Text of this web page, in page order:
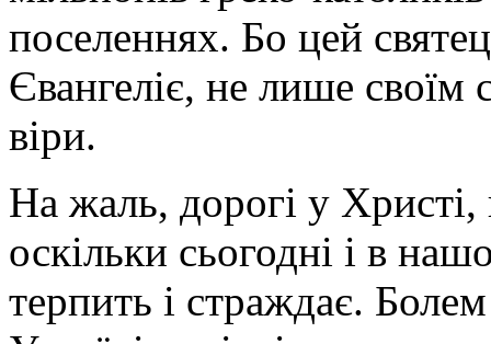
поселеннях. Бо цей
Євангеліє, не лише своїм
віри.
На жаль, дорогі у
оскільки сьогодні і в
терпить і страждає.